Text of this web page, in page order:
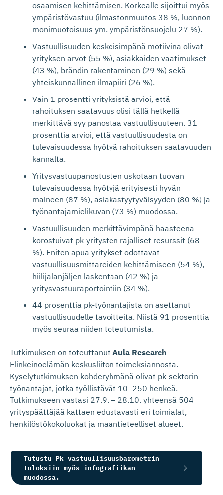
osaamisen kehittämisen. Korkealle sijoittui myös
ympäristövastuu (ilmastonmuutos 38 %, luonnon
monimuotoisuus ym. ympäristönsuojelu 27 %).
Vastuullisuuden keskeisimpänä motiivina olivat
yrityksen arvot (55 %), asiakkaiden vaatimukset
(43 %), brändin rakentaminen (29 %) sekä
yhteiskunnallinen ilmapiiri (26 %).
Vain 1 prosentti yrityksistä arvioi, että
rahoituksen saatavuus olisi tällä hetkellä
merkittävä syy panostaa vastuullisuuteen. 31
prosenttia arvioi, että vastuullisuudesta on
tulevaisuudessa hyötyä rahoituksen saatavuuden
kannalta.
Yritysvastuupanostusten uskotaan tuovan
tulevaisuudessa hyötyjä erityisesti hyvän
maineen (87 %), asiakastyytyväisyyden (80 %) ja
työnantajamielikuvan (73 %) muodossa.
Vastuullisuuden merkittävimpänä haasteena
korostuivat pk-yritysten rajalliset resurssit (68
%). Eniten apua yritykset odottavat
vastuullisuusmittareiden kehittämiseen (54 %),
hiilijalanjäljen laskentaan (42 %) ja
yritysvastuuraportointiin (34 %).
44 prosenttia pk-työnantajista on asettanut
vastuullisuudelle tavoitteita. Niistä 91 prosenttia
myös seuraa niiden toteutumista.
Tutkimuksen on toteuttanut Aula Research
Elinkeinoelämän keskusliiton toimeksiannosta.
Kyselytutkimuksen kohderyhmänä olivat pk-sektorin
työnantajat, jotka työllistävät 10–250 henkeä.
Tutkimukseen vastasi 27.9. – 28.10. yhteensä 504
yrityspäättäjää kattaen edustavasti eri toimialat,
henkilöstökokoluokat ja maantieteelliset alueet.
Tutustu Pk-vastuullisuusbarometrin
tuloksiin myös infografiikan
muodossa.